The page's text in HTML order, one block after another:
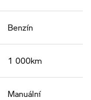
Benzín
1 000km
Manuální